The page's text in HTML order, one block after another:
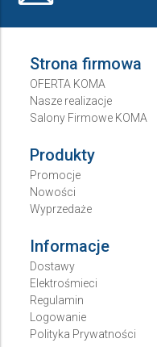
Strona firmowa
OFERTA KOMA
Nasze realizacje
Salony Firmowe KOMA
Produkty
Promocje
Nowości
Wyprzedaże
Informacje
Dostawy
Elektrośmieci
Regulamin
Logowanie
Polityka Prywatności